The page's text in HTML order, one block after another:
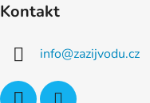
Kontakt
info@zazijvodu.cz